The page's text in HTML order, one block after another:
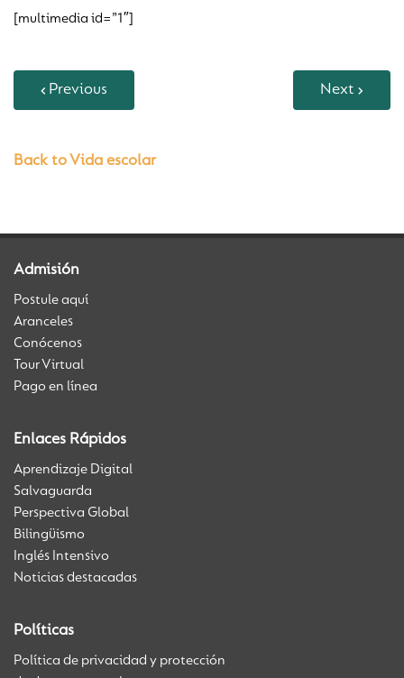
[multimedia id=”1″]
Previous Next
Back to Vida escolar
Admisión
Postule aquí
Aranceles
Conócenos
Tour Virtual
Pago en línea
Enlaces Rápidos
Aprendizaje Digital
Salvaguarda
Perspectiva Global
Bilingüismo
Inglés Intensivo
Noticias destacadas
Políticas
Política de privacidad y protección